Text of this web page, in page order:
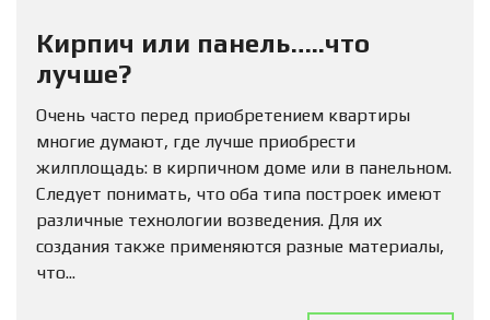
Кирпич или панель…..что
лучше?
Очень часто перед приобретением квартиры
многие думают, где лучше приобрести
жилплощадь: в кирпичном доме или в панельном.
Следует понимать, что оба типа построек имеют
различные технологии возведения. Для их
создания также применяются разные материалы,
что...